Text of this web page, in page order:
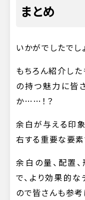
まとめ
いかがでしたでし
もちろん紹介し
の持つ魅力に皆
か……！？
余白が与える印
右する重要な要素
余白の量、配置
で、より効果的
ので皆さんも参考